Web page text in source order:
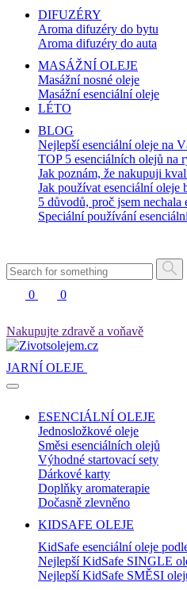
DIFUZÉRY
Aroma difuzéry do bytu
Aroma difuzéry do auta
MASÁŽNÍ OLEJE
Masážní nosné oleje
Masážní esenciální oleje
LÉTO
BLOG
Nejlepší esenciální oleje na
TOP 5 esenciálních olejů na
Jak poznám, že nakupuji
Jak používat esenciální oleje
5 důvodů, proč jsem
Speciální používání
0 0
Nakupujte zdravě a voňavě
JARNÍ OLEJE
ESENCIÁLNÍ OLEJE
Jednosložkové oleje
Směsi esenciálních olejů
Výhodné startovací sety
Dárkové karty
Doplňky aromaterapie
Dočasně zlevněno
KIDSAFE OLEJE
KidSafe esenciální oleje
Nejlepší KidSafe SINGLE
Nejlepší KidSafe SMĚSI